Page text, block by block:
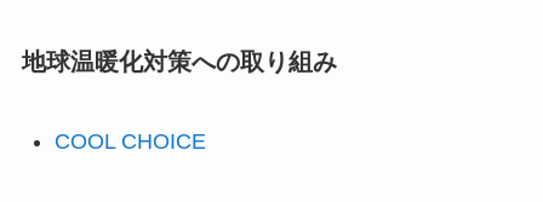
地球温暖化対策への取り組み
COOL CHOICE